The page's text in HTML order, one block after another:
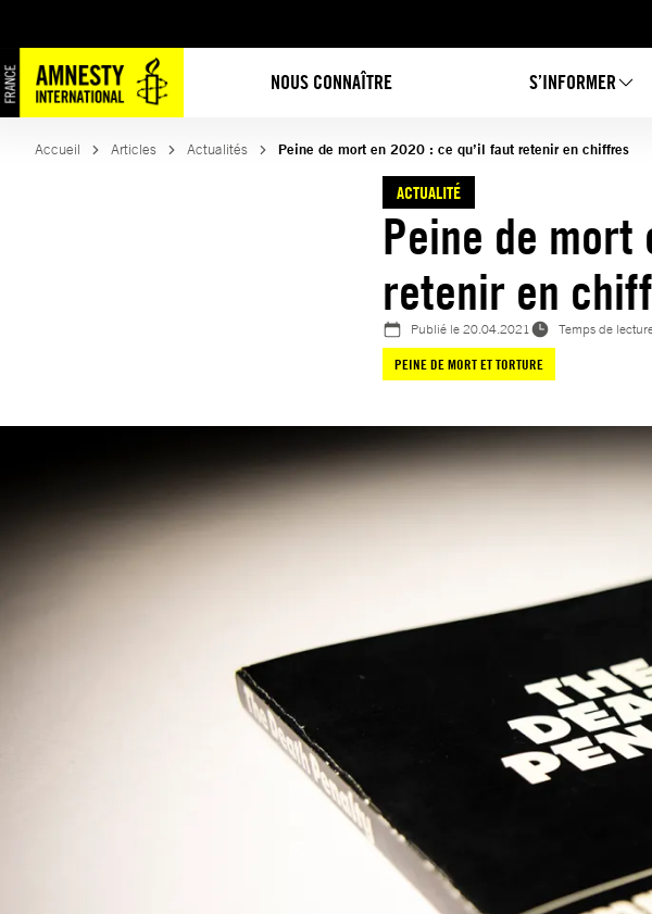
NOUS CONNAÎTRE S’INFORMER
au
contenu
Accueil Articles Actualités Peine de mort en 2020 : ce qu’il faut retenir en chiffres
ACTUALITÉ
Peine de mort
retenir en
Publié le20.04.2021
Temps de
PEINE DE MORT ET TORTURE